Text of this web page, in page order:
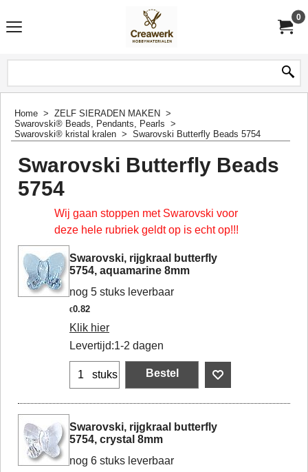
0
Home > ZELF SIERADEN MAKEN >
Swarovski® Beads, Pendants, Pearls >
Swarovski® kristal kralen > Swarovski Butterfly Beads 5754
Swarovski Butterfly Beads
5754
Wij gaan stoppen met Swarovski voor
deze hele rubriek geldt op is echt op!!!
Swarovski, rijgkraal butterfly
5754, aquamarine 8mm
nog 5 stuks leverbaar
€0.82
Klik hier
Levertijd:1-2 dagen
stuks Bestel
Swarovski, rijgkraal butterfly
5754, crystal 8mm
nog 6 stuks leverbaar